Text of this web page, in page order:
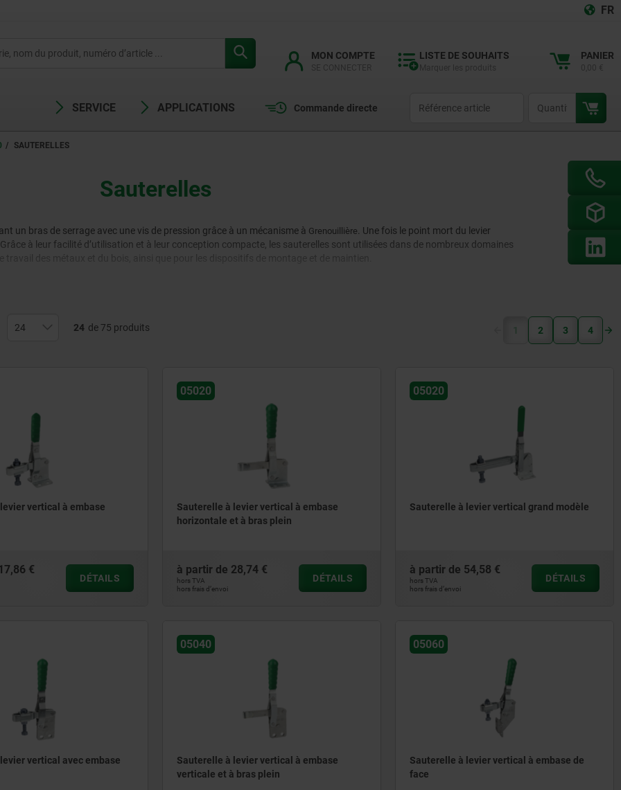
FR
MON COMPTE LISTE DE SOUHAITS PANIER
SERVICE APPLICATIONS Commande directe
SAUTERELLES
Sauterelles
un bras de serrage avec une vis de pression grâce à un mécanisme à Grenouillière . Une fois le point mort du levier
à leur facilité d’utilisation et à leur conception compacte, les sauterelles sont utilisées dans de nombreux domaines
24 de 75 produits 1 (current)
2 3 4
vertical à embase
€
DÉTAILS
05020
Sauterelle à levier vertical à embase
horizontale et à bras plein
à partir de 28,74 €
hors TVA
hors frais d’envoi
DÉTAILS
05020
Sauterelle à levier vertical grand modèle
à partir de 54,58 €
hors TVA
hors frais d’envoi
DÉTAILS
vertical avec embase
05040
Sauterelle à levier vertical à embase
verticale et à bras plein
05060
Sauterelle à levier vertical à embase de
face